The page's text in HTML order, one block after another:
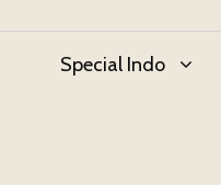
Special Indo